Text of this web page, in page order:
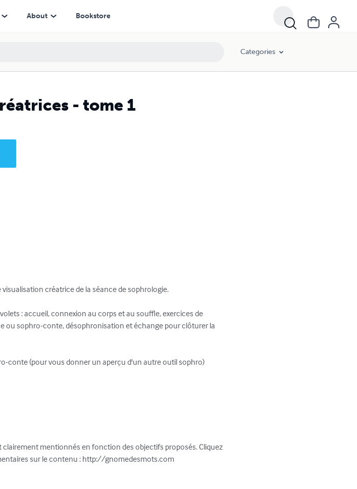
About Bookstore
Categories
- tome 1
créatrice de la séance de sophrologie.
: accueil, connexion au corps et au souffle, exercices de
ou sophro-conte, désophronisation et échange pour clôturer la
conte (pour vous donner un aperçu d'un autre outil sophro)
mentionnés en fonction des objectifs proposés. Cliquez
sur le contenu : http://gnomedesmots.com